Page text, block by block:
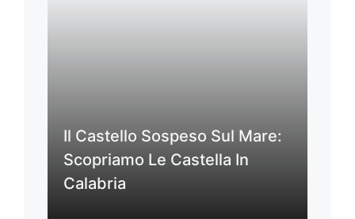
Il Castello Sospeso Sul Mare:
Scopriamo Le Castella In
Calabria